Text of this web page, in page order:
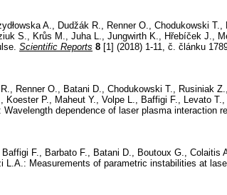
A., Dudžák R., Renner O., Chodukowski
S., Krůs M., Juha L., Jungwirth K., Hřebíček J.,
Scientific Reports 8 [1] (2018) 1-11, č. článku
Renner O., Batani D., Chodukowski T.,
P., Maheut Y., Volpe L., Baffigi F., Levato
dependence of laser plasma interaction
F., Barbato F., Batani D., Boutoux G.,
Measurements of parametric instabilities at